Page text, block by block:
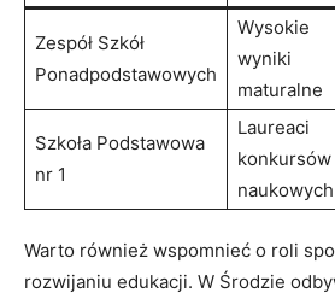
Zespół Szkół
Ponadpodstawowych
Wysokie
wyniki
maturalne
Szkoła Podstawowa
nr 1
Laureaci
konkursów
naukowych
Warto również wspomnieć o roli
rozwijaniu edukacji. W Środzie